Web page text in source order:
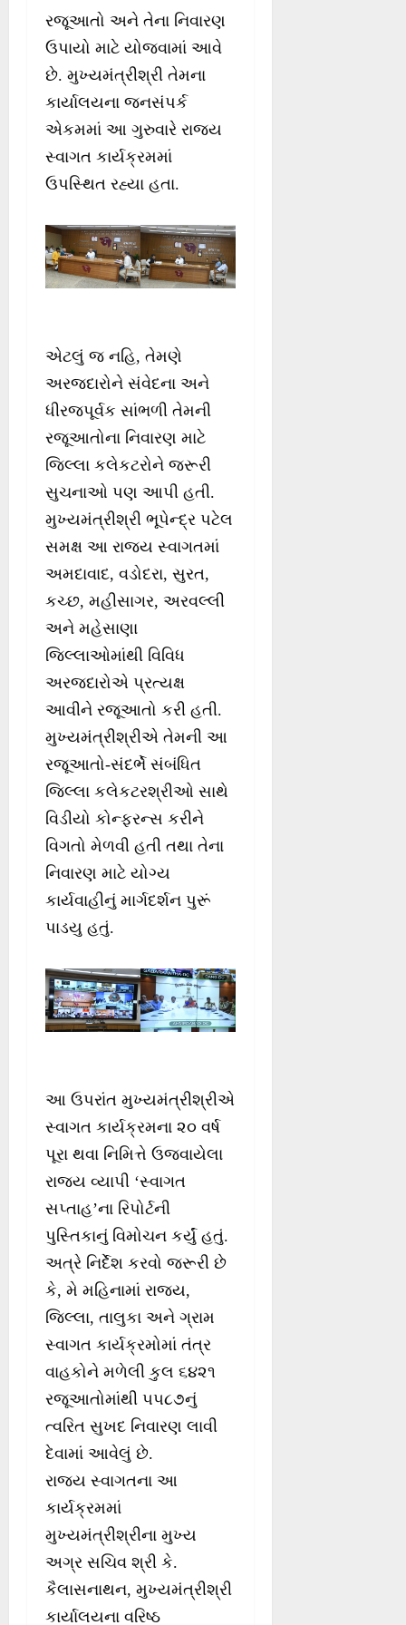
રજૂઆતો અને તેના નિવારણ
ઉપાયો માટે યોજવામાં આવે
છે. મુખ્યમંત્રીશ્રી તેમના
કાર્યાલયના જનસંપર્ક
એકમમાં આ ગુરુવારે રાજ્ય
સ્વાગત કાર્યક્રમમાં
ઉપસ્થિત રહ્યા હતા.
એટલું જ નહિ, તેમણે
અરજદારોને સંવેદના અને
ધીરજપૂર્વક સાંભળી તેમની
રજૂઆતોના નિવારણ માટે
જિલ્લા કલેકટરોને જરૂરી
સુચનાઓ પણ આપી હતી.
મુખ્યમંત્રીશ્રી ભૂપેન્દ્ર પટેલ
સમક્ષ આ રાજ્ય સ્વાગતમાં
અમદાવાદ, વડોદરા, સુરત,
કચ્છ, મહીસાગર, અરવલ્લી
અને મહેસાણા
જિલ્લાઓમાંથી વિવિધ
અરજદારોએ પ્રત્યક્ષ
આવીને રજૂઆતો કરી હતી.
મુખ્યમંત્રીશ્રીએ તેમની આ
રજૂઆતો-સંદર્ભે સંબંધિત
જિલ્લા કલેકટરશ્રીઓ સાથે
વિડીયો કોન્ફરન્સ કરીને
વિગતો મેળવી હતી તથા તેના
નિવારણ માટે યોગ્ય
કાર્યવાહીનું માર્ગદર્શન પુરૂં
પાડયુ હતું.
આ ઉપરાંત મુખ્યમંત્રીશ્રીએ
સ્વાગત કાર્યક્રમના ૨૦ વર્ષ
પૂરા થવા નિમિત્તે ઉજવાયેલા
રાજ્ય વ્યાપી ‘સ્વાગત
સપ્તાહ’ના રિપોર્ટની
પુસ્તિકાનું વિમોચન કર્યું હતું.
અત્રે નિર્દેશ કરવો જરૂરી છે
કે, મે મહિનામાં રાજ્ય,
જિલ્લા, તાલુકા અને ગ્રામ
સ્વાગત કાર્યક્રમોમાં તંત્ર
વાહકોને મળેલી કુલ ૬૪૨૧
રજૂઆતોમાંથી ૫૫૮૭નું
ત્વરિત સુખદ નિવારણ લાવી
દેવામાં આવેલું છે.
રાજ્ય સ્વાગતના આ
કાર્યક્રમમાં
મુખ્યમંત્રીશ્રીના મુખ્ય
અગ્ર સચિવ શ્રી કે.
કૈલાસનાથન, મુખ્યમંત્રીશ્રી
કાર્યાલયના વરિષ્ઠ